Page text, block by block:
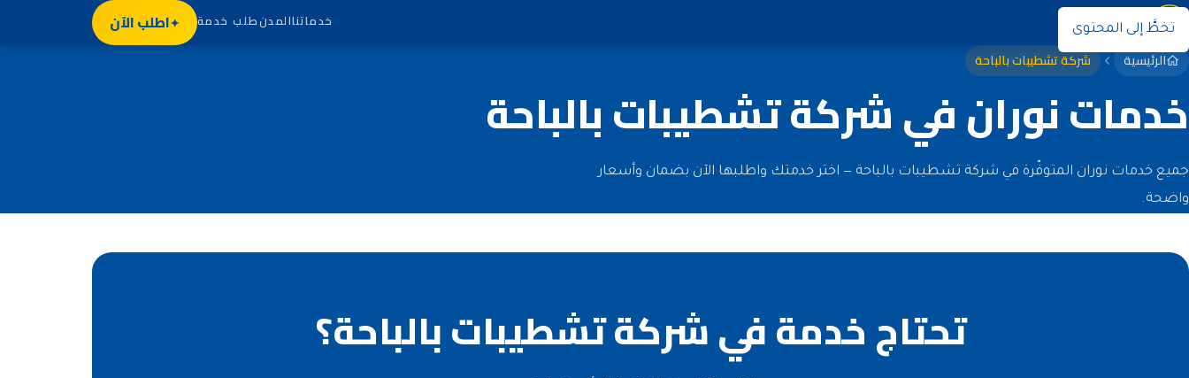
تخطَّ إلى المحتوى خدماتناالمدنطلب خدمة اطلب الآن نوران
الرئيسية شركة تشطيبات بالباحة
خدمات نوران في شركة تشطيبات بالباحة
جميع خدمات نوران المتوفّرة في شركة تشطيبات بالباحة — اختر خدمتك واطلبها الآن بضمان وأسعار
واضحة.
تحتاج خدمة في شركة تشطيبات بالباحة؟